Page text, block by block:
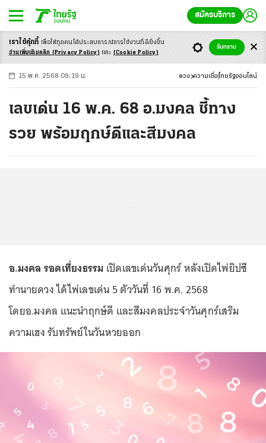
สมัครบริการ
-ก ก ก+
15 พ.ค. 2568 09:19 น. ดวง ความเชื่อ ไทยรัฐออนไลน์
เลขเด่น 16 พ.ค. 68 อ.มงคล ชี้ทาง
รวย พร้อมฤกษ์ดีและสีมงคล
อ.มงคล รอดเที่ยงธรรม เปิดเลขเด่นวันศุกร์ หลังเปิดไพ่ยิปซี
ทำนายดวง ได้ไพ่เลขเด่น 5 ตัววันที่ 16 พ.ค. 2568
โดยอ.มงคล แนะนำฤกษ์ดี และสีมงคลประจำวันศุกร์เสริม
ความเฮง รับทรัพย์ในวันหวยออก
เราใช้คุ้กกี้ เพื่อให้ทุกคนได้ประสบการณ์การใช้งานที่ดียิ่งขึ้น
อ่านเพิ่มเติมคลิก (Privacy Policy) และ (Cookie Policy)
รับทราบ